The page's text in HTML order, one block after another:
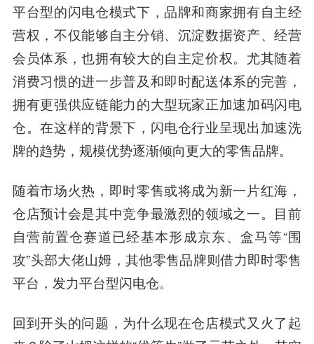
平台型的闪电仓模式下，品牌和商家拥有自主经
营权，不仅能够自主分销、沉淀数据资产、经营
会员体系，也拥有较大的自主定价权。尤其随着
消费习惯的进一步普及和即时配送体系的完善，
拥有更强供应链能力的大型玩家正加速加码闪电
仓。在这样的背景下，闪电仓行业呈现出加速洗
牌的趋势，规模优势逐渐倾向更大的零售品牌。
随着市场火热，即时零售或将成为新一片红海，
仓店预计会是其中竞争最激烈的领域之一。目前
自营前置仓赛道已经基本形成京东、盒马等“围
攻”头部大佬山姆，其他零售品牌则借力即时零售
平台，发力平台型闪电仓。
回到开头的问题，为什么现在仓店模式又火了起